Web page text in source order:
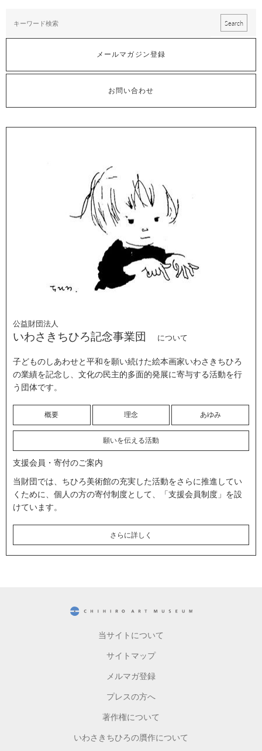
メールマガジン登録
お問い合わせ
公益財団法人
いわさきちひろ記念事業団 について
子どものしあわせと平和を願い続けた絵本画家いわさきちひろ
の業績を記念し、文化の民主的多面的発展に寄与する活動を行
う団体です。
概要 理念 あゆみ
願いを伝える活動
支援会員・寄付のご案内
当財団では、ちひろ美術館の充実した活動をさらに推進してい
くために、個人の方の寄付制度として、「支援会員制度」を設
けています。
さらに詳しく
当サイトについて
サイトマップ
メルマガ登録
プレスの方へ
著作権について
いわさきちひろの贋作について